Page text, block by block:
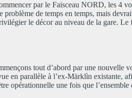
par le Faisceau NORD, les 4
de temps en temps, mais
le décor au niveau de la gare.
tout d’abord par une
en parallèle à l’ex-Märklìn existante,
opérationnelle une fois que